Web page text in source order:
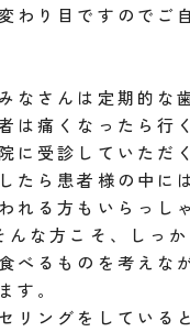
わり目ですのでご
なさんは定期的な
者は痛くなったら
に受診していただ
たら患者様の中に
れる方もいらっし
んな方こそ、しっ
べるものを考えな
す。
リングをしている